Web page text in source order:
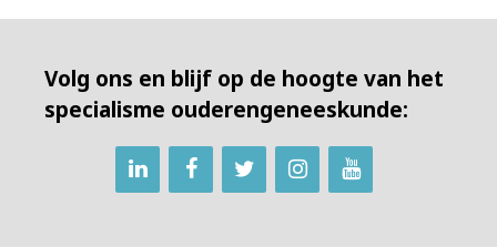
Volg ons en blijf op de hoogte van het
specialisme ouderengeneeskunde: